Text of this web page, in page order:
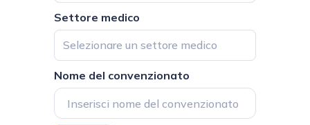
Settore medico
Selezionare un settore medico
Nome del convenzionato